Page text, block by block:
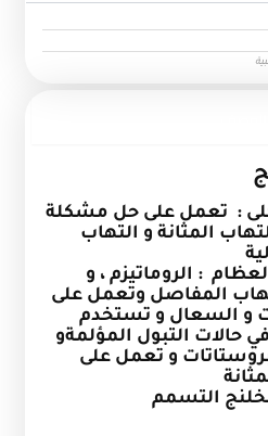
: تعمل على حل مشكلة
المثانة و التهاب
: الروماتيزم ، و
المفاصل وتعمل على
و السعال و تستخدم
التبول المؤلمةو
و تعمل على
التسمم